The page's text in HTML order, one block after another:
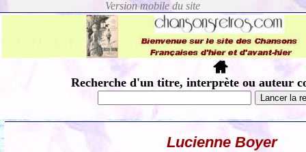
Recherche d'un titre, interprète ou auteur
Lucienne Boyer